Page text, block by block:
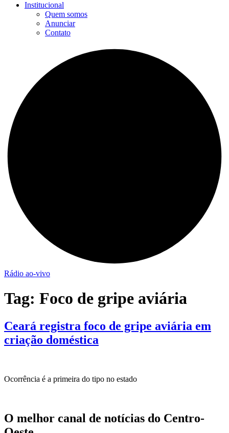
Institucional
Quem somos
Anunciar
Contato
Rádio ao-vivo
Tag: Foco de gripe aviária
Ceará registra foco de gripe aviária em
criação doméstica
Ocorrência é a primeira do tipo no estado
O melhor canal de notícias do Centro-